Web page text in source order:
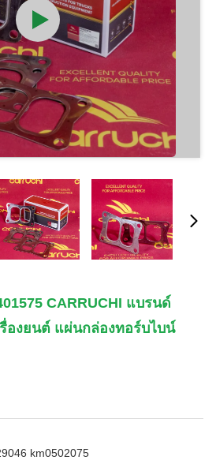
CARRUCHI แบรนด์
องยนต์ แผ่นกล่องทอร์บไบน์
km0502075